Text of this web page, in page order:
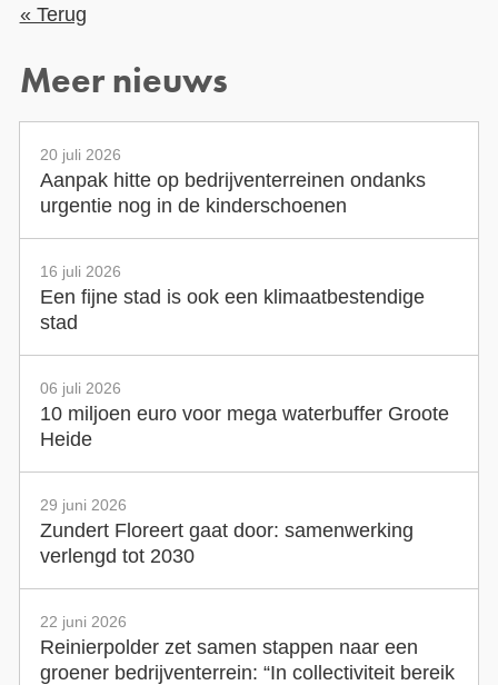
« Terug
Meer nieuws
20 juli 2026
Aanpak hitte op bedrijventerreinen ondanks
urgentie nog in de kinderschoenen
16 juli 2026
Een fijne stad is ook een klimaatbestendige
stad
06 juli 2026
10 miljoen euro voor mega waterbuffer Groote
Heide
29 juni 2026
Zundert Floreert gaat door: samenwerking
verlengd tot 2030
22 juni 2026
Reinierpolder zet samen stappen naar een
groener bedrijventerrein: “In collectiviteit bereik